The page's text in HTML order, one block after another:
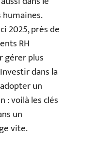
2025, près de
RH
gérer plus
dans la
un
: voilà les clés
un
vite.